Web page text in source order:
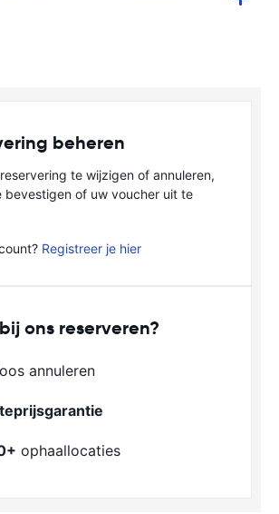
beheren
te wijzigen of annuleren,
bevestigen of uw voucher uit te
Registreer je hier
ons reserveren?
annuleren
ophaallocaties